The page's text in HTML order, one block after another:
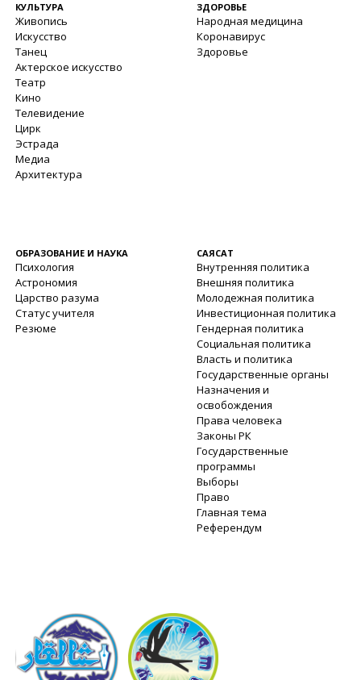
КУЛЬТУРА
Живопись
Искусство
Танец
Актерское искусство
Театр
Кино
Телевидение
Цирк
Эстрада
Медиа
Архитектура
ЗДОРОВЬЕ
Народная медицина
Коронавирус
Здоровье
ОБРАЗОВАНИЕ И НАУКА
Психология
Астрономия
Царство разума
Статус учителя
Резюме
САЯСАТ
Внутренняя политика
Внешняя политика
Молодежная политика
Инвестиционная политика
Гендерная политика
Социальная политика
Власть и политика
Государственные органы
Назначения и
освобождения
Права человека
Законы РК
Государственные
программы
Выборы
Право
Главная тема
Референдум